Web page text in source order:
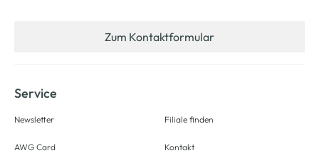
Zum Kontaktformular
Service
Newsletter
AWG Card
Filiale finden
Kontakt